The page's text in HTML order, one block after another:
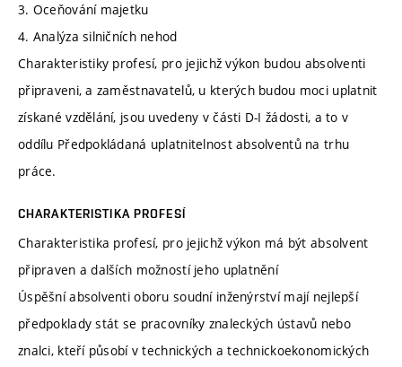
3. Oceňování majetku
4. Analýza silničních nehod
Charakteristiky profesí, pro jejichž výkon budou absolventi
připraveni, a zaměstnavatelů, u kterých budou moci uplatnit
získané vzdělání, jsou uvedeny v části D-I žádosti, a to v
oddílu Předpokládaná uplatnitelnost absolventů na trhu
práce.
CHARAKTERISTIKA PROFESÍ
Charakteristika profesí, pro jejichž výkon má být absolvent
připraven a dalších možností jeho uplatnění
Úspěšní absolventi oboru soudní inženýrství mají nejlepší
předpoklady stát se pracovníky znaleckých ústavů nebo
znalci, kteří působí v technických a technickoekonomických